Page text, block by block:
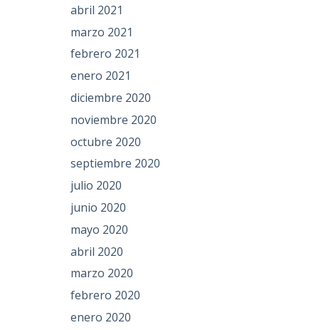
abril 2021
marzo 2021
febrero 2021
enero 2021
diciembre 2020
noviembre 2020
octubre 2020
septiembre 2020
julio 2020
junio 2020
mayo 2020
abril 2020
marzo 2020
febrero 2020
enero 2020